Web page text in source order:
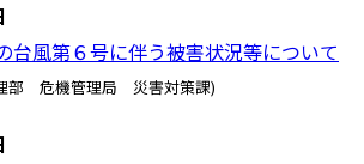
台風第６号に伴う被害状況等について
部 危機管理局 災害対策課)